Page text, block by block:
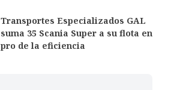
Transportes Especializados GAL
suma 35 Scania Super a su flota en
pro de la eficiencia